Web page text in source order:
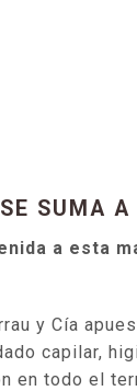
SUMA
a esta
y Cía
capilar,
en todo el